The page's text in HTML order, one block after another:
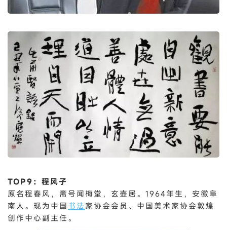
TOP9：程风子
原名程春风，斋号闻梅堂，玄壶居。1964年生，安徽阜
南人。现为中国 书法 家协会会员、中国美术家协会敦煌
创作中心副主任。